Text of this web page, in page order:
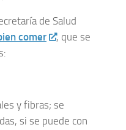
de Salud
comer
, que se
y fibras; se
si se puede con